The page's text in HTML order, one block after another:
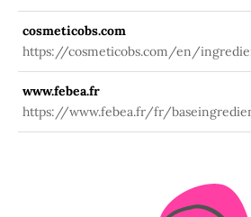
information/-/substanceinfo/
cosmeticobs.com
https://cosmeticobs.com/en/
dimethicone-2394
www.febea.fr
https://www.febea.fr/fr/
dimethicone